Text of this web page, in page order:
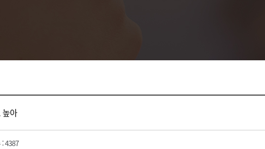
병원 소개
안내/오시는길
병원 둘러보기
공지사항
온라인상담
전후사진
스타트MEDIA
높아
4387